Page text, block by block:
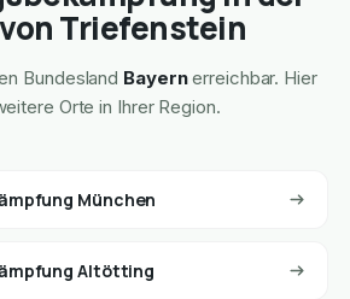
Triefenstein
Bundesland Bayernerreichbar. Hier
Orte in Ihrer Region.
München
Altötting